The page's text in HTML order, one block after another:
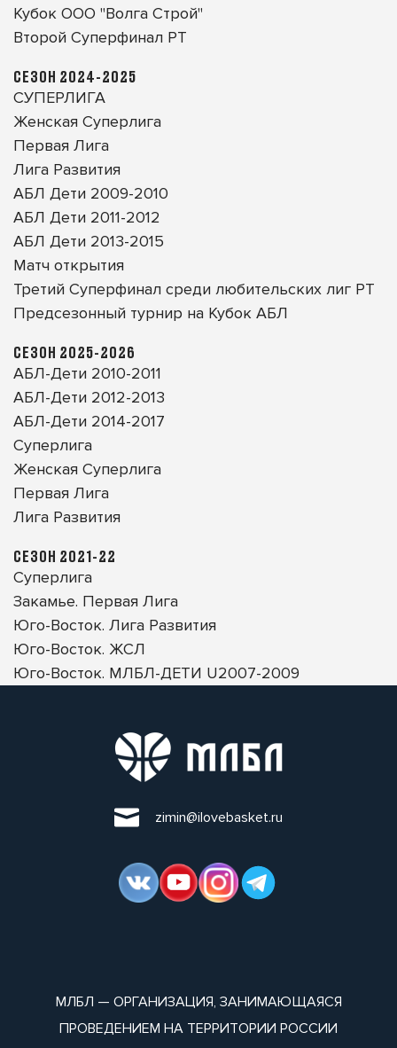
Кубок ООО "Волга Строй"
Второй Суперфинал РТ
СЕЗОН 2024-2025
СУПЕРЛИГА
Женская Суперлига
Первая Лига
Лига Развития
АБЛ Дети 2009-2010
АБЛ Дети 2011-2012
АБЛ Дети 2013-2015
Матч открытия
Третий Суперфинал среди любительских лиг РТ
Предсезонный турнир на Кубок АБЛ
СЕЗОН 2025-2026
АБЛ-Дети 2010-2011
АБЛ-Дети 2012-2013
АБЛ-Дети 2014-2017
Суперлига
Женская Суперлига
Первая Лига
Лига Развития
СЕЗОН 2021-22
Суперлига
Закамье. Первая Лига
Юго-Восток. Лига Развития
Юго-Восток. ЖСЛ
Юго-Восток. МЛБЛ-ДЕТИ U2007-2009
zimin@ilovebasket.ru
МЛБЛ — ОРГАНИЗАЦИЯ, ЗАНИМАЮЩАЯСЯ
ПРОВЕДЕНИЕМ НА ТЕРРИТОРИИ РОССИИ